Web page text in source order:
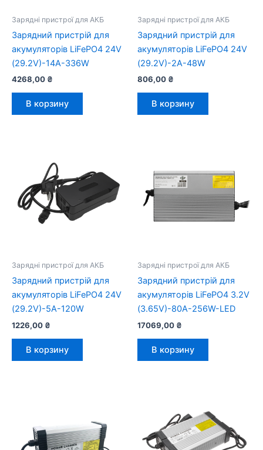
Зарядні пристрої для АКБ
Зарядний пристрій для
акумуляторів LiFePO4 24V
(29.2V)-14A-336W
4268,00 ₴
В корзину
Зарядні пристрої для АКБ
Зарядний пристрій для
акумуляторів LiFePO4 24V
(29.2V)-2A-48W
806,00 ₴
В корзину
Зарядні пристрої для АКБ
Зарядний пристрій для
акумуляторів LiFePO4 24V
(29.2V)-5A-120W
1226,00 ₴
В корзину
Зарядні пристрої для АКБ
Зарядний пристрій для
акумуляторів LiFePO4 3.2V
(3.65V)-80A-256W-LED
17069,00 ₴
В корзину